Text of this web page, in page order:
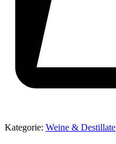
Kategorie: Weine & Destillate